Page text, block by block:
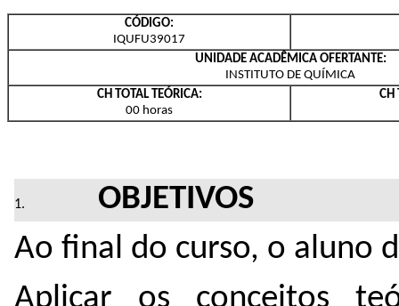
CÓDIGO:
IQUFU39017
UNIDADE ACADÊMICA OFERTANTE:
INSTITUTO DE QUÍMICA
CH TOTAL TEÓRICA:
00 horas
CH
OBJETIVOS
Ao final do curso, o aluno
Aplicar os conceitos